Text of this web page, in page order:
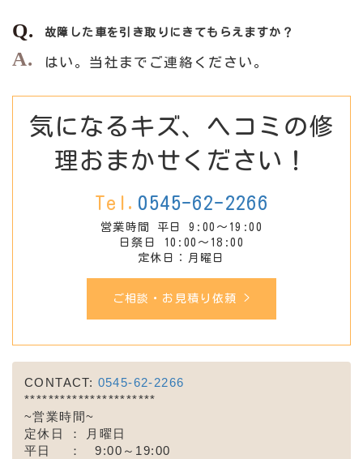
故障した車を引き取りにきてもらえますか？
はい。当社までご連絡ください。
気になるキズ、ヘコミの修
理おまかせください！
Tel. 0545-62-2266
営業時間 平日 9:00～19:00
日祭日 10:00～18:00
定休日：月曜日
ご相談・お見積り依頼 >
CONTACT: 0545-62-2266
**********************
~営業時間~
定休日 ： 月曜日
平日 ： 9:00～19:00